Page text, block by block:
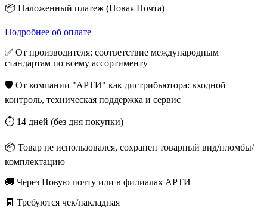
📦 Наложенный платеж (Новая Почта)
Подробнее об оплате
✅ От производителя: соответствие международным
стандартам по всему ассортименту
🛡️ От компании "АРТИ" как дистрибьютора: входной
контроль, техническая поддержка и сервис
⏱️ 14 дней (без дня покупки)
📦 Товар не использовался, сохранен товарный вид/пломбы/
комплектацию
🚚 Через Новую почту или в филиалах АРТИ
🧾 Требуются чек/накладная